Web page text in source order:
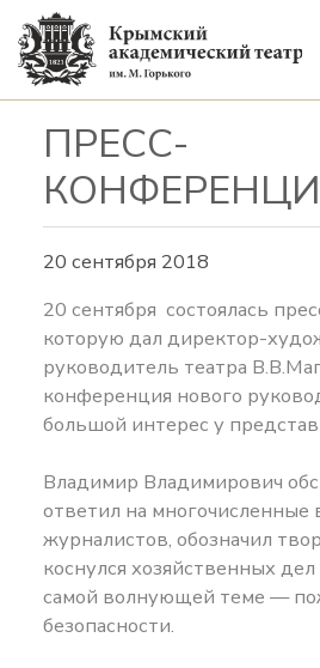
ПРЕСС-
20 сентября 2018
20 сентября состоялась
которую дал директор-
руководитель театра
конференция нового
большой интерес у
Владимир Владимирович
ответил на многочисленные
журналистов, обозначил
коснулся хозяйственных
самой волнующей теме —
безопасности.